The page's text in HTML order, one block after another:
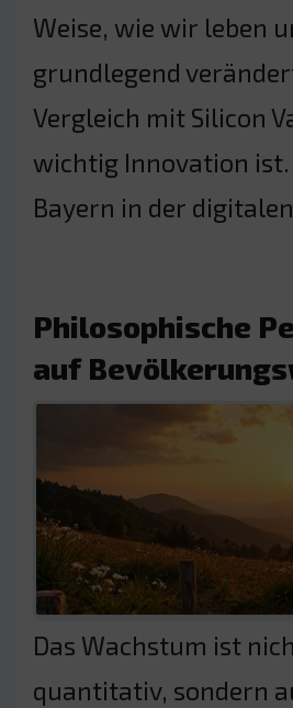
Weise, wie wir leben
grundlegend
Vergleich mit Silicon
wichtig Innovation ist.
Bayern in der
Philosophische
auf
Das Wachstum ist
quantitativ, sondern